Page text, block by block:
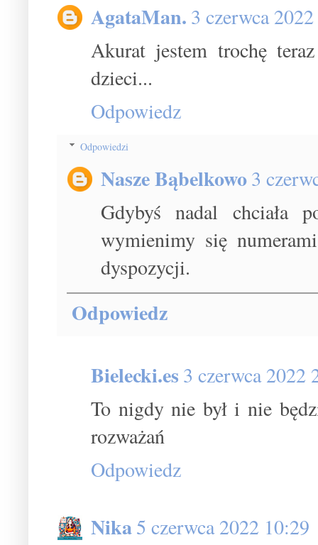
AgataMan. 3 czerwca
Akurat jestem trochę
dzieci...
Odpowiedz
Odpowiedzi
Nasze Bąbelkowo3
Gdybyś nadal chciała
wymienimy się
dyspozycji.
Odpowiedz
Bielecki.es 3 czerwca 2022
To nigdy nie był i nie
rozważań
Odpowiedz
Nika5 czerwca 2022 10:29